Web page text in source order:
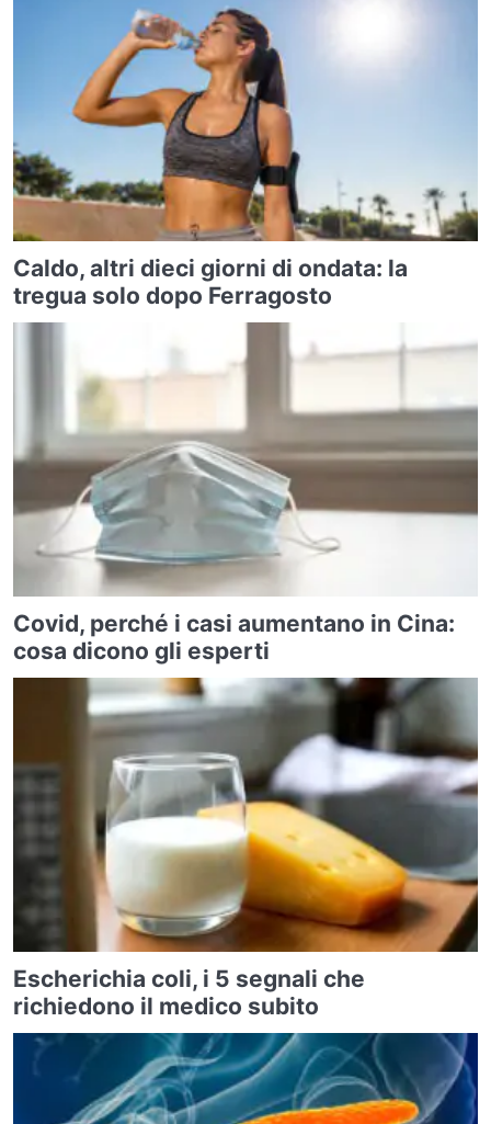
Caldo, altri dieci giorni di ondata: la
tregua solo dopo Ferragosto
Covid, perché i casi aumentano in Cina:
cosa dicono gli esperti
Escherichia coli, i 5 segnali che
richiedono il medico subito